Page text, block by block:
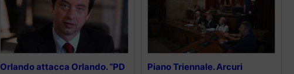
Orlando attacca Orlando. “PD
Piano Triennale. Arcuri